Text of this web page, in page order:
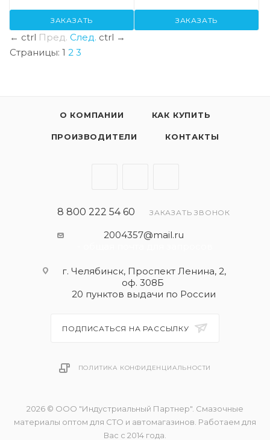
ЗАКАЗАТЬ ЗАКАЗАТЬ
← ctrl Пред. След. ctrl →
Страницы: 1 2 3
О КОМПАНИИ КАК КУПИТЬ
ПРОИЗВОДИТЕЛИ КОНТАКТЫ
8 800 222 54 60 ЗАКАЗАТЬ ЗВОНОК
2004357@mail.ru
г. Челябинск, Проспект Ленина, 2,
оф. 308Б
20 пунктов выдачи по России
ПОДПИСАТЬСЯ НА РАССЫЛКУ
ПОЛИТИКА КОНФИДЕНЦИАЛЬНОСТИ
2026 © ООО "Индустриальный Партнер". Смазочные
материалы оптом для СТО и автомагазинов. Работаем для
Вас с 2014 года.